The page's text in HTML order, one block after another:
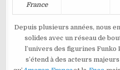
France
Depuis plusieurs années, nous
solides avec un réseau de
l’univers des figurines
s’étend à des acteurs